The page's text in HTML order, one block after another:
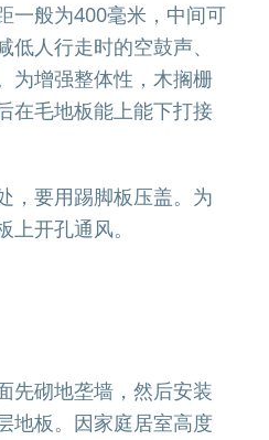
一般为400毫米，中间可
人行走时的空鼓声、
为增强整体性，木搁栅
在毛地板能上能下打接
，要用踢脚板压盖。为
开孔通风。
先砌地垄墙，然后安装
地板。因家庭居室高度